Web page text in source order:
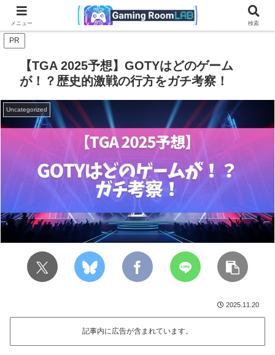
ブラック系ルーム ホワイト系ルーム 配信環境・レイアウト アイ
PR
【TGA 2025予想】GOTYはどのゲーム
が！？歴史的激戦の行方をガチ考察！
Uncategorized
2025.11.20
記事内に広告が含まれています。
メニュー 検索